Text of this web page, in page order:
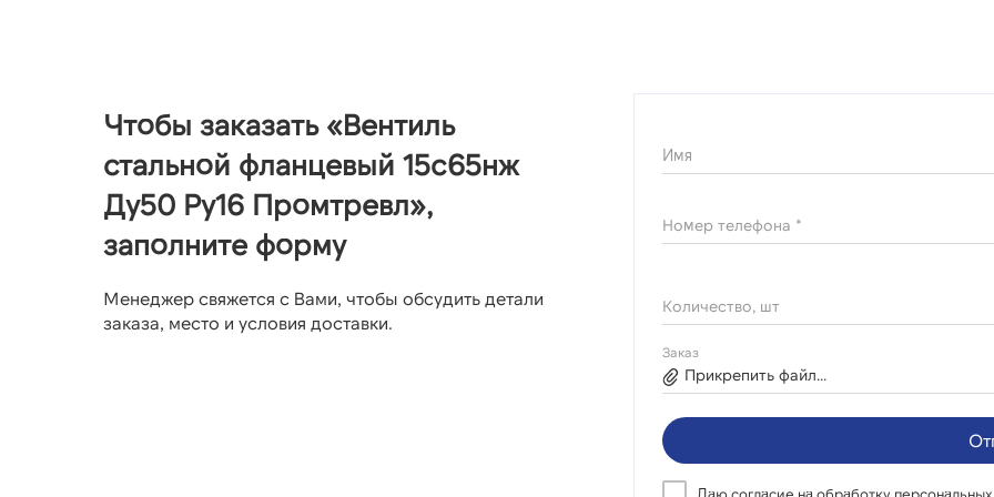
Чтобы заказать «Вентиль
стальной фланцевый 15с65нж
Ду50 Ру16 Промтревл»,
заполните форму
Менеджер свяжется с Вами, чтобы обсудить детали
заказа, место и условия доставки.
Имя
Номер телефона *
Количество, шт
Заказ
Прикрепить файл...